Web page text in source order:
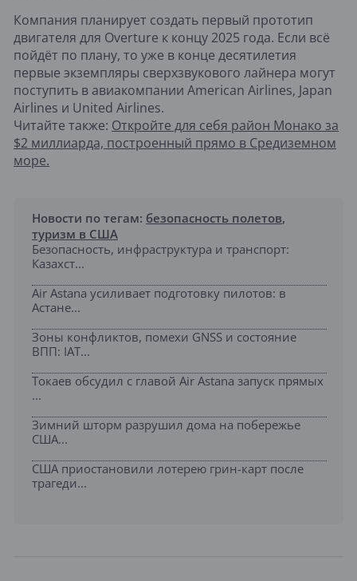
Компания планирует создать первый прототип
двигателя для Overture к концу 2025 года. Если всё
пойдёт по плану, то уже в конце десятилетия
первые экземпляры сверхзвукового лайнера могут
поступить в авиакомпании American Airlines, Japan
Airlines и United Airlines.
Читайте также: Откройте для себя район Монако за
$2 миллиарда, построенный прямо в Средиземном
море.
Новости по тегам: безопасность полетов,
туризм в США
Безопасность, инфраструктура и транспорт:
Казахст...
Air Astana усиливает подготовку пилотов: в
Астане...
Зоны конфликтов, помехи GNSS и состояние
ВПП: IAT...
Токаев обсудил с главой Air Astana запуск прямых
...
Зимний шторм разрушил дома на побережье
США...
США приостановили лотерею грин-карт после
трагеди...